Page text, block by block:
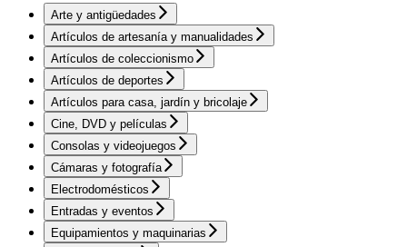
Arte y antigüedades
Artículos de artesanía y manualidades
Artículos de coleccionismo
Artículos de deportes
Artículos para casa, jardín y bricolaje
Cine, DVD y películas
Consolas y videojuegos
Cámaras y fotografía
Electrodomésticos
Entradas y eventos
Equipamientos y maquinarias